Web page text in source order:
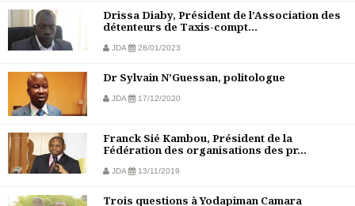
Drissa Diaby, Président de l’Association des
détenteurs de Taxis-compt...
JDA 28/01/2023
Dr Sylvain N’Guessan, politologue
JDA 17/12/2020
Franck Sié Kambou, Président de la
Fédération des organisations des pr...
JDA 13/11/2019
Trois questions à Yodapiman Camara